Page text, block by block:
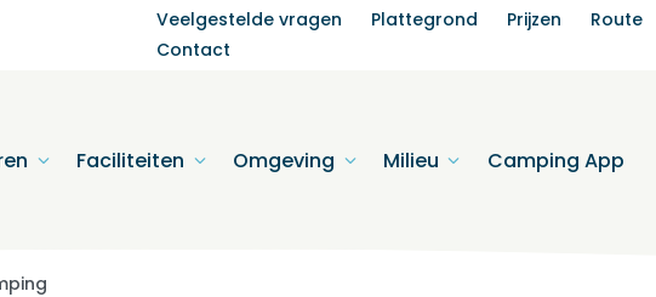
Veelgestelde vragen Plattegrond Prijzen
Route
Contact
Faciliteiten Omgeving Milieu Camping App